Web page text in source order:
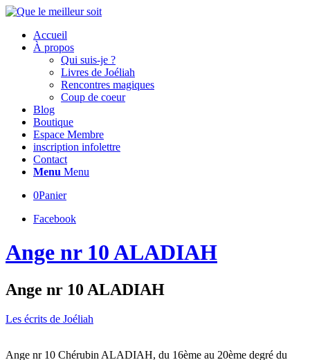
Accueil
À propos
Qui suis-je ?
Livres de Joéliah
Rencontres magiques
Coup de coeur
Blog
Boutique
Espace Membre
inscription infolettre
Contact
Menu Menu
0Panier
Facebook
Ange nr 10 ALADIAH
Ange nr 10 ALADIAH
Les écrits de Joéliah
Ange nr 10 Chérubin ALADIAH, du 16ème au 20ème degré du